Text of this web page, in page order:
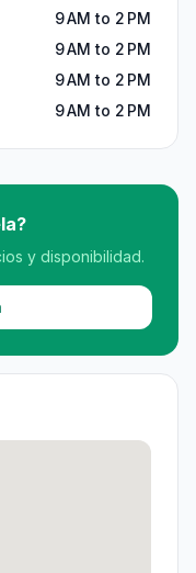
9 AM to 2 PM
9 AM to 2 PM
9 AM to 2 PM
9 AM to 2 PM
y disponibilidad.